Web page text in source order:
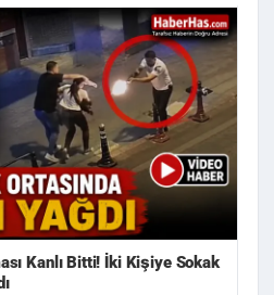
Kanlı Bitti! İki Kişiye Sokak